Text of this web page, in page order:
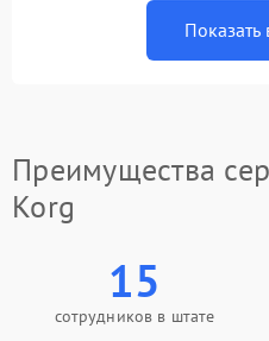
Показать
Преимущества
Korg
15
сотрудников в штате